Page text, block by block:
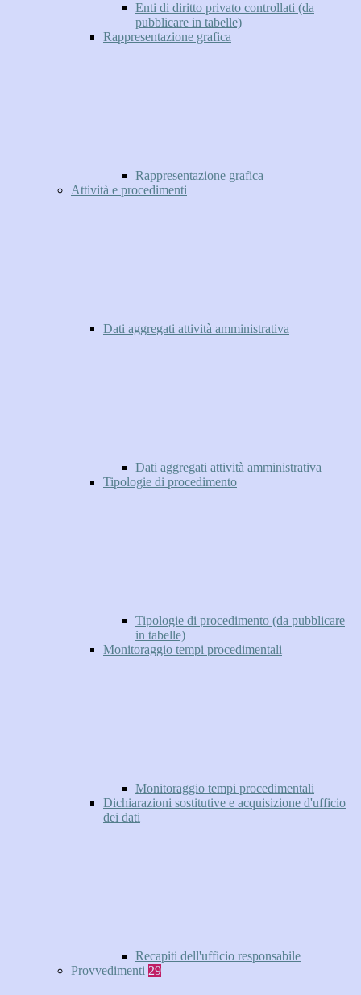
Enti di diritto privato controllati (da
pubblicare in tabelle)
Rappresentazione grafica
Rappresentazione grafica
Attività e procedimenti
Dati aggregati attività amministrativa
Dati aggregati attività amministrativa
Tipologie di procedimento
Tipologie di procedimento (da pubblicare
in tabelle)
Monitoraggio tempi procedimentali
Monitoraggio tempi procedimentali
Dichiarazioni sostitutive e acquisizione d'ufficio
dei dati
Recapiti dell'ufficio responsabile
Provvedimenti 29